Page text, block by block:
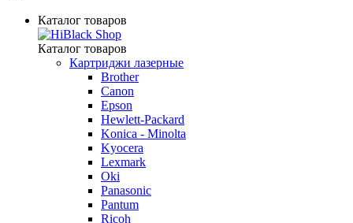
Каталог товаров
Каталог товаров
Картриджи лазерные
Brother
Canon
Epson
Hewlett-Packard
Konica - Minolta
Kyocera
Lexmark
Oki
Panasonic
Pantum
Ricoh